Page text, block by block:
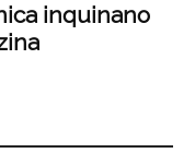
inquinano